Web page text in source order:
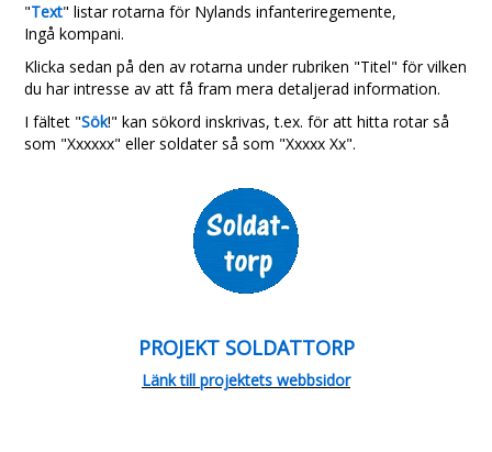
"Text" listar rotarna för Nylands infanteriregemente,
Ingå kompani.
Klicka sedan på den av rotarna under rubriken "Titel" för vilken
du har intresse av att få fram mera detaljerad information.
I fältet "Sök!" kan sökord inskrivas, t.ex. för att hitta rotar så
som "Xxxxxx" eller soldater så som "Xxxxx Xx".
PROJEKT SOLDATTORP
Länk till projektets webbsidor